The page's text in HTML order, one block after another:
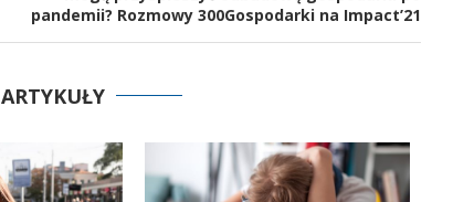
pandemii? Rozmowy 300Gospodarki na Impact’21